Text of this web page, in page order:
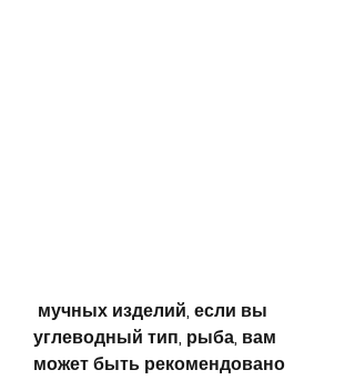
углеводный тип, рыба, вам
может быть рекомендовано